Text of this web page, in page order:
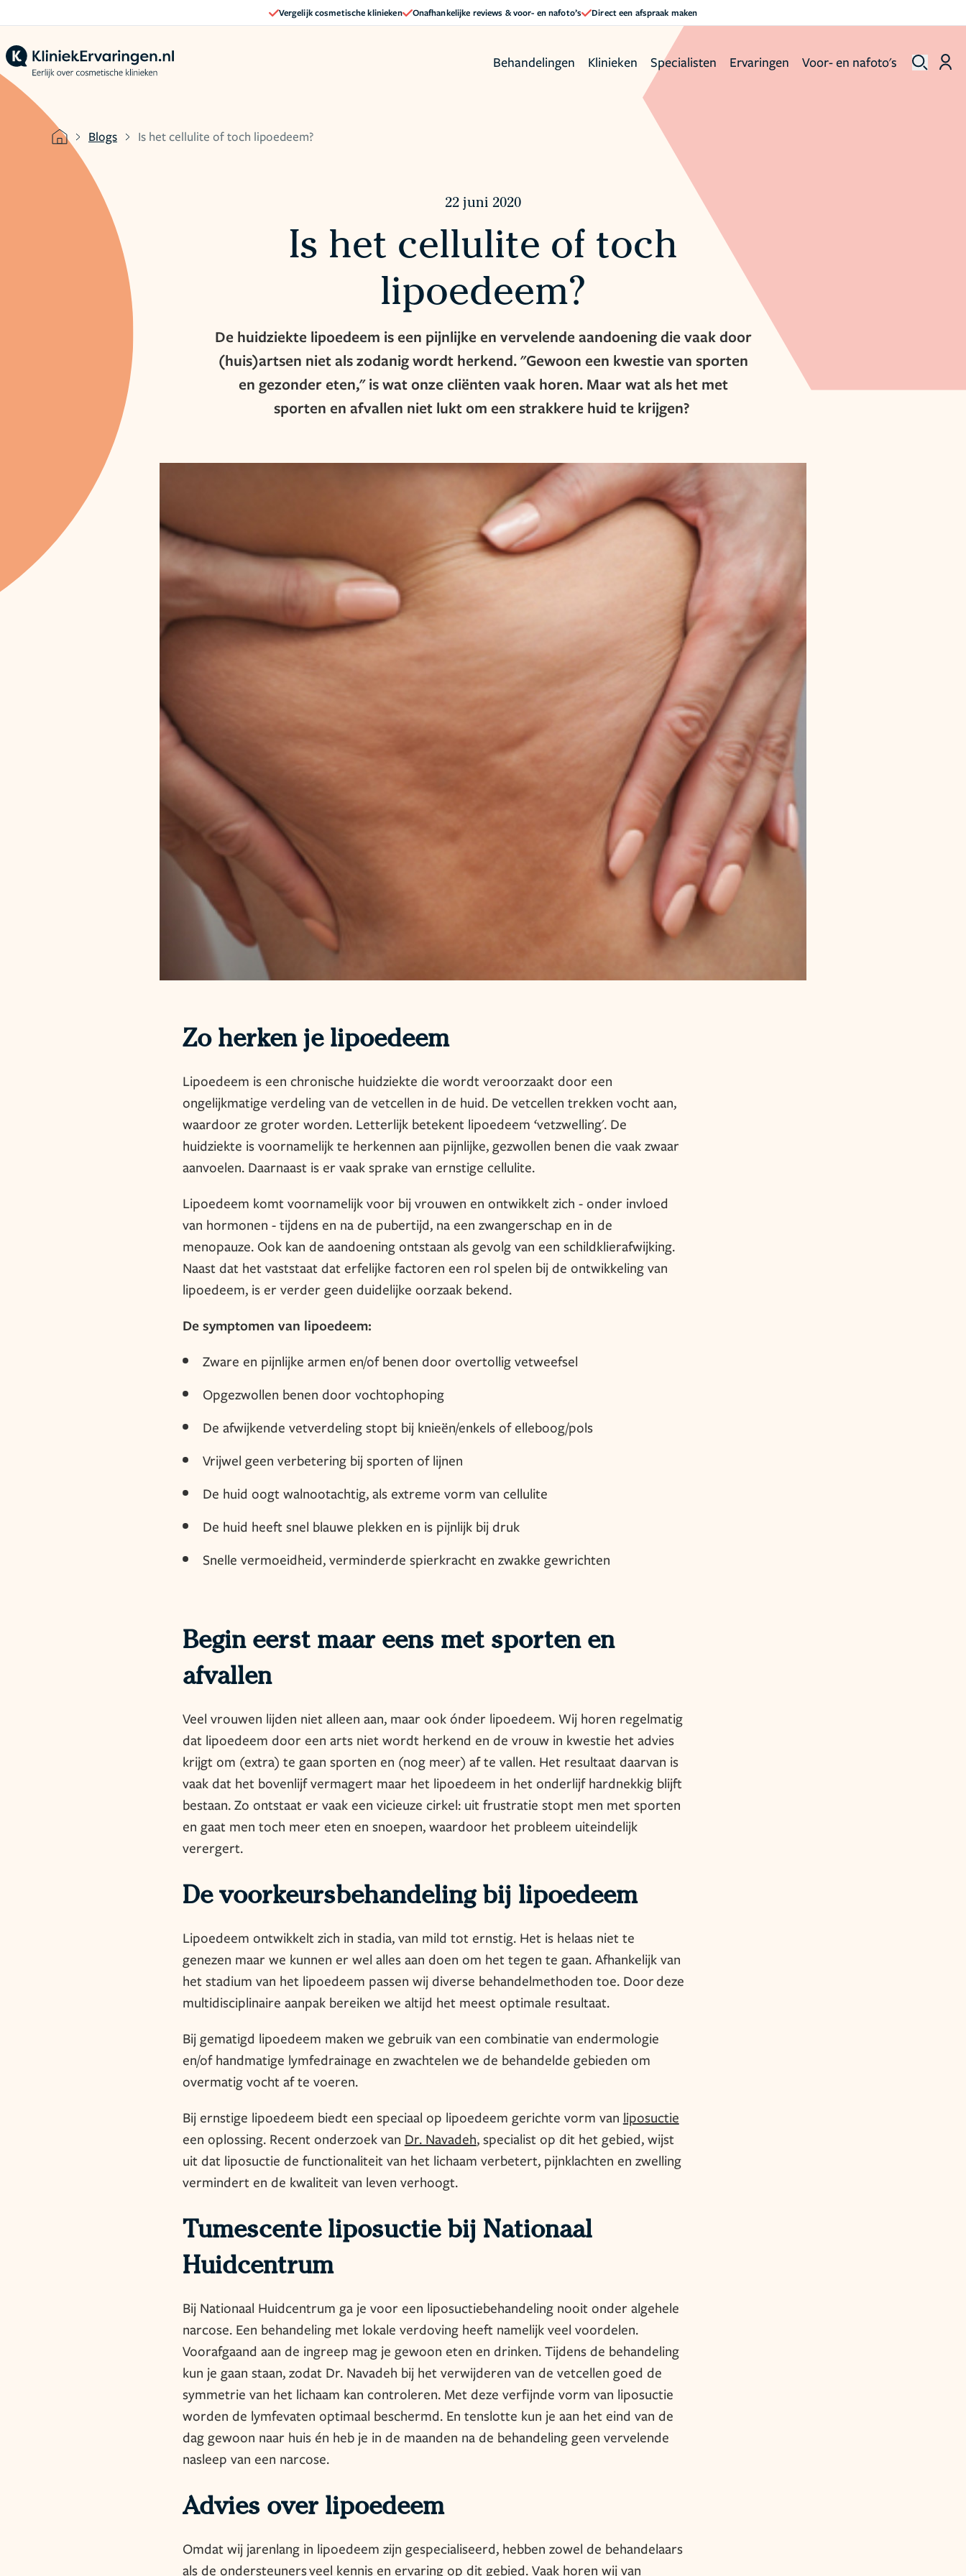
Vergelijk cosmetische klinieken Onafhankelijke reviews & voor- en nafoto’s Direct een afspraak maken
Behandelingen Klinieken Specialisten Ervaringen Voor- en nafoto's
Blogs Is het cellulite of toch lipoedeem?
22 juni 2020
Is het cellulite of toch
lipoedeem?
De huidziekte lipoedeem is een pijnlijke en vervelende aandoening die vaak door
(huis)artsen niet als zodanig wordt herkend. "Gewoon een kwestie van sporten
en gezonder eten," is wat onze cliënten vaak horen. Maar wat als het met
sporten en afvallen niet lukt om een strakkere huid te krijgen?
Zo herken je lipoedeem
Lipoedeem is een chronische huidziekte die wordt veroorzaakt door een
ongelijkmatige verdeling van de vetcellen in de huid. De vetcellen trekken vocht aan,
waardoor ze groter worden. Letterlijk betekent lipoedeem ‘vetzwelling'. De
huidziekte is voornamelijk te herkennen aan pijnlijke, gezwollen benen die vaak zwaar
aanvoelen. Daarnaast is er vaak sprake van ernstige cellulite.
Lipoedeem komt voornamelijk voor bij vrouwen en ontwikkelt zich - onder invloed
van hormonen - tijdens en na de pubertijd, na een zwangerschap en in de
menopauze. Ook kan de aandoening ontstaan als gevolg van een schildklierafwijking.
Naast dat het vaststaat dat erfelijke factoren een rol spelen bij de ontwikkeling van
lipoedeem, is er verder geen duidelijke oorzaak bekend.
De symptomen van lipoedeem:
Zware en pijnlijke armen en/of benen door overtollig vetweefsel
Opgezwollen benen door vochtophoping
De afwijkende vetverdeling stopt bij knieën/enkels of elleboog/pols
Vrijwel geen verbetering bij sporten of lijnen
De huid oogt walnootachtig, als extreme vorm van cellulite
De huid heeft snel blauwe plekken en is pijnlijk bij druk
Snelle vermoeidheid, verminderde spierkracht en zwakke gewrichten
Begin eerst maar eens met sporten en
afvallen
Veel vrouwen lijden niet alleen aan, maar ook ónder lipoedeem. Wij horen regelmatig
dat lipoedeem door een arts niet wordt herkend en de vrouw in kwestie het advies
krijgt om (extra) te gaan sporten en (nog meer) af te vallen. Het resultaat daarvan is
vaak dat het bovenlijf vermagert maar het lipoedeem in het onderlijf hardnekkig blijft
bestaan. Zo ontstaat er vaak een vicieuze cirkel: uit frustratie stopt men met sporten
en gaat men toch meer eten en snoepen, waardoor het probleem uiteindelijk
verergert.
De voorkeursbehandeling bij lipoedeem
Lipoedeem ontwikkelt zich in stadia, van mild tot ernstig. Het is helaas niet te
genezen maar we kunnen er wel alles aan doen om het tegen te gaan. Afhankelijk van
het stadium van het lipoedeem passen wij diverse behandelmethoden toe. Door deze
multidisciplinaire aanpak bereiken we altijd het meest optimale resultaat.
Bij gematigd lipoedeem maken we gebruik van een combinatie van endermologie
en/of handmatige lymfedrainage en zwachtelen we de behandelde gebieden om
overmatig vocht af te voeren.
Bij ernstige lipoedeem biedt een speciaal op lipoedeem gerichte vorm van liposuctie
een oplossing. Recent onderzoek van Dr. Navadeh, specialist op dit het gebied, wijst
uit dat liposuctie de functionaliteit van het lichaam verbetert, pijnklachten en zwelling
vermindert en de kwaliteit van leven verhoogt.
Tumescente liposuctie bij Nationaal
Huidcentrum
Bij Nationaal Huidcentrum ga je voor een liposuctiebehandeling nooit onder algehele
narcose. Een behandeling met lokale verdoving heeft namelijk veel voordelen.
Voorafgaand aan de ingreep mag je gewoon eten en drinken. Tijdens de behandeling
kun je gaan staan, zodat Dr. Navadeh bij het verwijderen van de vetcellen goed de
symmetrie van het lichaam kan controleren. Met deze verfijnde vorm van liposuctie
worden de lymfevaten optimaal beschermd. En tenslotte kun je aan het eind van de
dag gewoon naar huis én heb je in de maanden na de behandeling geen vervelende
nasleep van een narcose.
Advies over lipoedeem
Omdat wij jarenlang in lipoedeem zijn gespecialiseerd, hebben zowel de behandelaars
als de ondersteuners veel kennis en ervaring op dit gebied. Vaak horen wij van